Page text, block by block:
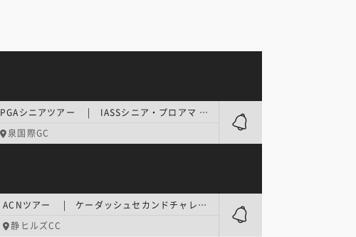
PGAシニアツアー | IASSシニア・プロアマ 第1日
泉国際GC
ACNツアー | ケーダッシュセカンドチャレンジカップ in 茨城 1日目
静ヒルズCC